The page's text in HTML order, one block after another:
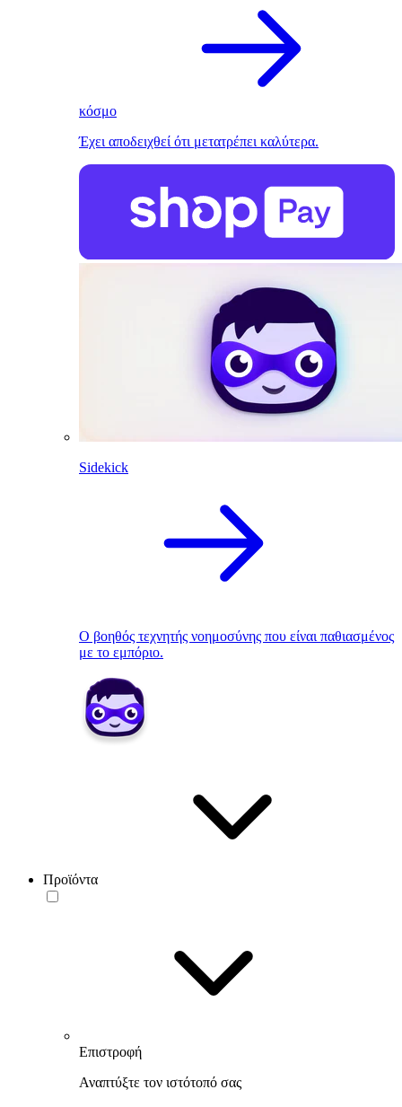
κόσμο
Έχει αποδειχθεί ότι μετατρέπει καλύτερα.
Sidekick
Ο βοηθός τεχνητής νοημοσύνης που είναι παθιασμένος
με το εμπόριο.
Προϊόντα
Επιστροφή
Αναπτύξτε τον ιστότοπό σας